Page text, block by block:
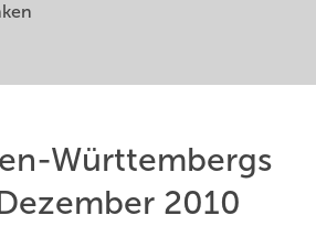
Württembergs
2010